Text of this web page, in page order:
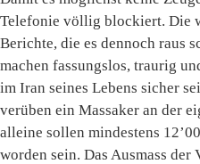
Telefonie völlig blockiert. Die
Berichte, die es dennoch raus
machen fassungslos, traurig
im Iran seines Lebens sicher
verüben ein Massaker an der
alleine sollen mindestens
worden sein. Das Ausmass der